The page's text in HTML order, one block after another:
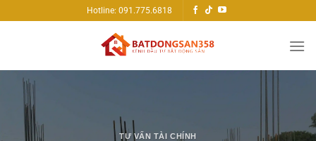
qua
Hotline: 091.775.6818
TƯ VẤN TÀI CHÍNH